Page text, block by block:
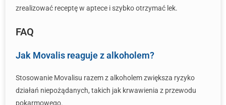
zrealizować receptę w aptece i szybko otrzymać lek.
FAQ
Jak Movalis reaguje z alkoholem?
Stosowanie Movalisu razem z alkoholem zwiększa ryzyko
działań niepożądanych, takich jak krwawienia z przewodu
pokarmowego.